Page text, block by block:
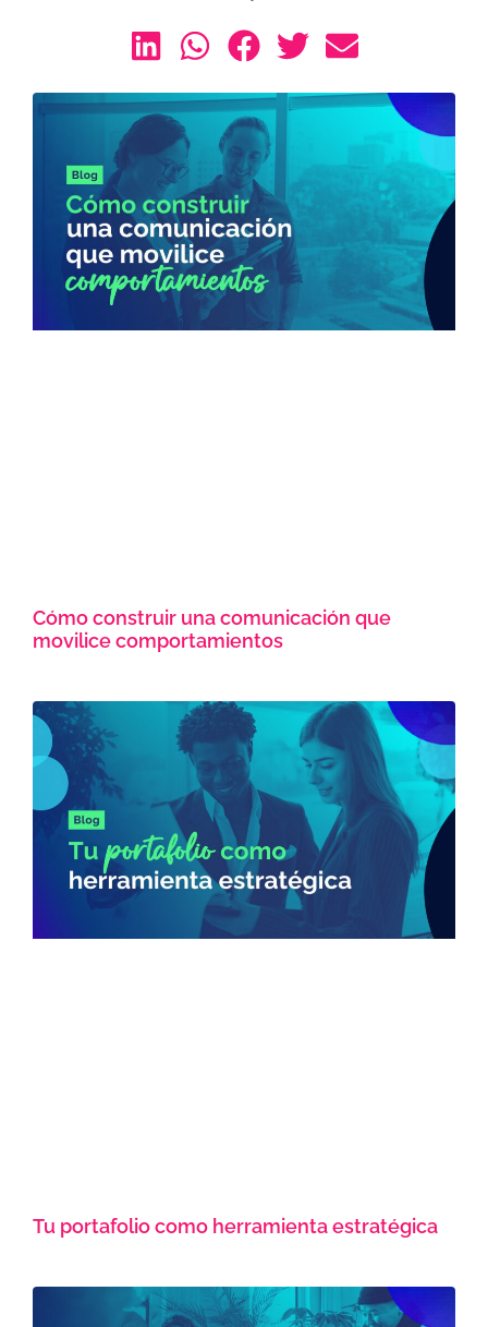
Cómo construir una comunicación que
movilice comportamientos
Tu portafolio como herramienta estratégica